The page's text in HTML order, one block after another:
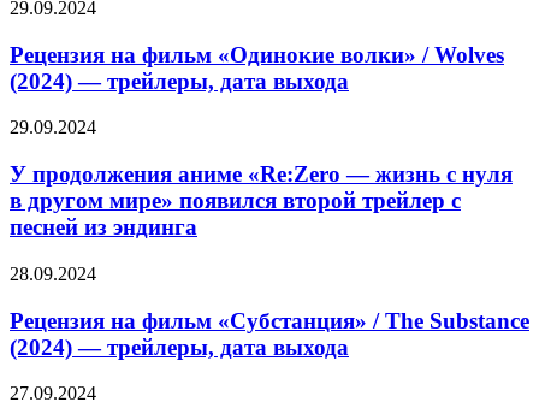
Рецензия
фильм
«Одинокие
волки»
Wolves
—
трейлеры,
дата
29.09.2024
Рецензия на фильм «Одинокие волки» / Wolves
(2024) — трейлеры, дата выхода
У
аниме
«Re:Zero
—
жизнь
нуля
другом
мире»
появился
второй
29.09.2024
У продолжения аниме «Re:Zero — жизнь с нуля
в другом мире» появился второй трейлер с
песней из эндинга
Рецензия
фильм
«Субстанция»
/
Substance
28.09.2024
Рецензия на фильм «Субстанция» / The Substance
(2024) — трейлеры, дата выхода
Ник
27.09.2024